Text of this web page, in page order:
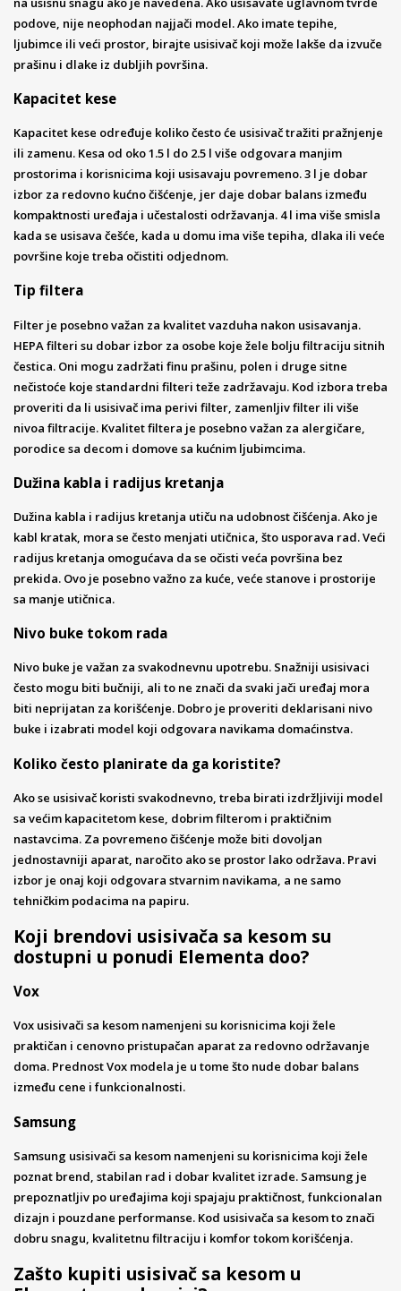
podove, nije neophodan najjači model. Ako imate tepihe,
ljubimce ili veći prostor, birajte usisivač koji može lakše da izvuče
prašinu i dlake iz dubljih površina.
Kapacitet kese
Kapacitet kese određuje koliko često će usisivač tražiti pražnjenje
ili zamenu. Kesa od oko 1.5 l do 2.5 l više odgovara manjim
prostorima i korisnicima koji usisavaju povremeno. 3 l je dobar
izbor za redovno kućno čišćenje, jer daje dobar balans između
kompaktnosti uređaja i učestalosti održavanja. 4 l ima više smisla
kada se usisava češće, kada u domu ima više tepiha, dlaka ili veće
površine koje treba očistiti odjednom.
Tip filtera
Filter je posebno važan za kvalitet vazduha nakon usisavanja.
HEPA filteri su dobar izbor za osobe koje žele bolju filtraciju sitnih
čestica. Oni mogu zadržati finu prašinu, polen i druge sitne
nečistoće koje standardni filteri teže zadržavaju. Kod izbora treba
proveriti da li usisivač ima perivi filter, zamenljiv filter ili više
nivoa filtracije. Kvalitet filtera je posebno važan za alergičare,
porodice sa decom i domove sa kućnim ljubimcima.
Dužina kabla i radijus kretanja
Dužina kabla i radijus kretanja utiču na udobnost čišćenja. Ako je
kabl kratak, mora se često menjati utičnica, što usporava rad. Veći
radijus kretanja omogućava da se očisti veća površina bez
prekida. Ovo je posebno važno za kuće, veće stanove i prostorije
sa manje utičnica.
Nivo buke tokom rada
Nivo buke je važan za svakodnevnu upotrebu. Snažniji usisivaci
često mogu biti bučniji, ali to ne znači da svaki jači uređaj mora
biti neprijatan za korišćenje. Dobro je proveriti deklarisani nivo
buke i izabrati model koji odgovara navikama domaćinstva.
Koliko često planirate da ga koristite?
Ako se usisivač koristi svakodnevno, treba birati izdržljiviji model
sa većim kapacitetom kese, dobrim filterom i praktičnim
nastavcima. Za povremeno čišćenje može biti dovoljan
jednostavniji aparat, naročito ako se prostor lako održava. Pravi
izbor je onaj koji odgovara stvarnim navikama, a ne samo
tehničkim podacima na papiru.
Koji brendovi usisivača sa kesom su
dostupni u ponudi Elementa doo?
Vox
Vox usisivači sa kesom namenjeni su korisnicima koji žele
praktičan i cenovno pristupačan aparat za redovno održavanje
doma. Prednost Vox modela je u tome što nude dobar balans
između cene i funkcionalnosti.
Samsung
Samsung usisivači sa kesom namenjeni su korisnicima koji žele
poznat brend, stabilan rad i dobar kvalitet izrade. Samsung je
prepoznatljiv po uređajima koji spajaju praktičnost, funkcionalan
dizajn i pouzdane performanse. Kod usisivača sa kesom to znači
dobru snagu, kvalitetnu filtraciju i komfor tokom korišćenja.
Zašto kupiti usisivač sa kesom u